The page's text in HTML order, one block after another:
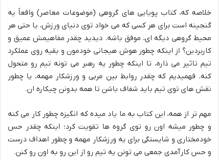
خلاصه که، کتاب پویایی های گروهی (موضوعات معاصر) واقعاً یه
گنجینه است برای هر کسی که می خواد توی دنیای ورزش، یا حتی هر
محیط گروهی دیگه ای، موفق باشه. دیدید چقدر مفاهیمش عمیق و
کاربردین؟ از اینکه چطور هوش هیجانی خودمون و بقیه روی عملکرد
تیم تاثیر می ذاره، تا اینکه چطور یه رهبر می تونه تیم رو متحول
کنه. فهمیدیم که چقدر روابط بین مربی و ورزشکار مهمه، یا چطور
نقش های توی تیم باید شفاف باشن تا همه بدونن چیکاره ان.
مهم تر از همه، این کتاب به ما یاد میده که انگیزه چطور کار می کنه
و چطور میشه اون رو توی گروه ها تقویت کرد؛ اینکه چقدر حس
خودمختاری و شایستگی برای یه ورزشکار مهمه و چطور اهداف درست
و حس کارآمدی جمعی می تونن یه تیم رو از این رو به اون رو کنن.